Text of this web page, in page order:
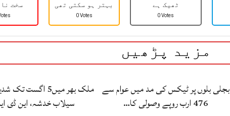
سخت بہتر ہو سکتی تھی
0 Votes
ٹھیک ہے
0 Votes
مزید پڑھیں
بجلی بلوں پر ٹیکس کی مد میں عوام سے
476 ارب روپے وصولی کا…
ملک بھر میں5 اگست
سیلاب خدشہ، این ڈی